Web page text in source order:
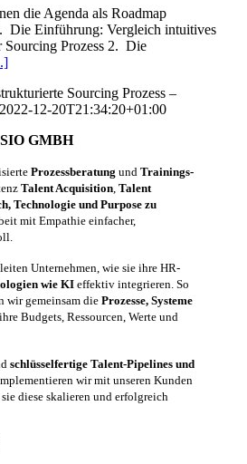
die Agenda als Roadmap
Die Einführung: Vergleich intuitives
Sourcing Prozess 2. Die
Sourcing Prozess –
2022-12-20T21:34:20+01:00
GMBH
Prozessberatung und Trainings-
Talent Acquisition Talent
Technologie und Purpose zu
mit Empathie einfacher,
Unternehmen, wie sie ihre HR-
wie KI effektiv integrieren. So
wir gemeinsam die Prozesse, Systeme
Budgets, Ressourcen, Werte und
schlüsselfertige Talent-Pipelines und
wir mit unseren Kunden
diese skalieren und erfolgreich